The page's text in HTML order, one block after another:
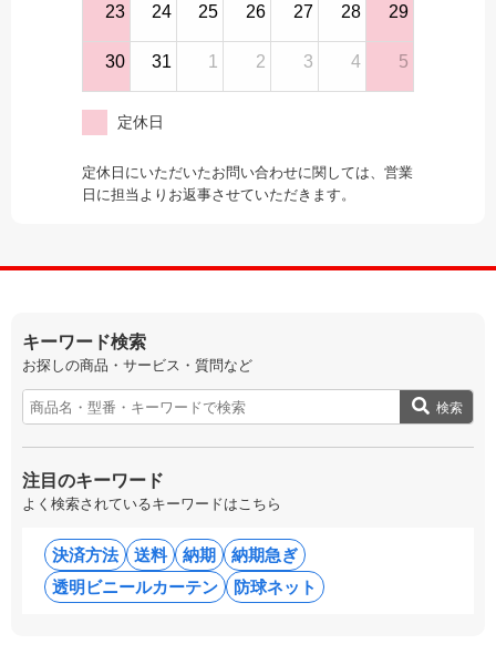
23 24 25 26 27 28 29
30 31 1 2 3 4 5
定休日
定休日にいただいたお問い合わせに関しては、営業
日に担当よりお返事させていただきます。
キーワード検索
お探しの商品・サービス・質問など
検索
注目のキーワード
よく検索されているキーワードはこちら
決済方法 送料 納期
納期急ぎ
透明ビニールカーテン
防球ネット